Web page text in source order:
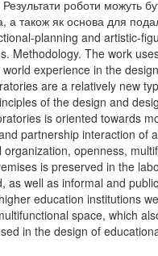
роботи можуть
а також як основа для
planning and artistic-
Methodology. The work
experience in the
are a relatively new
of the design and
is oriented towards
partnership interaction
openness,
is preserved in the
well as informal and
education institutions
space, which
in the design of